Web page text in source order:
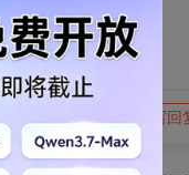
写回